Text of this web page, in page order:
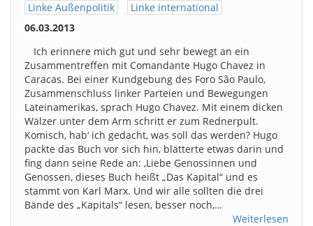
Linke Außenpolitik
Linke international
06.03.2013
Ich erinnere mich gut und sehr bewegt an ein
Zusammentreffen mit Comandante Hugo Chavez in
Caracas. Bei einer Kundgebung des Foro São Paulo,
Zusammenschluss linker Parteien und Bewegungen
Lateinamerikas, sprach Hugo Chavez. Mit einem dicken
Wälzer unter dem Arm schritt er zum Rednerpult.
Komisch, hab‘ ich gedacht, was soll das werden? Hugo
packte das Buch vor sich hin, blätterte etwas darin und
fing dann seine Rede an: ‚Liebe Genossinnen und
Genossen, dieses Buch heißt „Das Kapital“ und es
stammt von Karl Marx. Und wir alle sollten die drei
Bände des „Kapitals“ lesen, besser noch,…
Weiterlesen